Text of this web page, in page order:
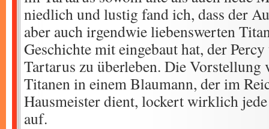
niedlich und lustig fand ich, dass der
aber auch irgendwie liebenswerten
Geschichte mit eingebaut hat, der
Tartarus zu überleben. Die Vorstellung
Titanen in einem Blaumann, der im
Hausmeister dient, lockert wirklich
auf.